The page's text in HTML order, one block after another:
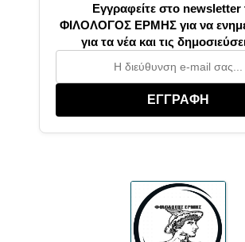
Εγγραφείτε στο newsletter
ΦΙΛΟΛΟΓΟΣ ΕΡΜΗΣ για να
για τα νέα και τις
ΕΓΓΡΑΦΗ